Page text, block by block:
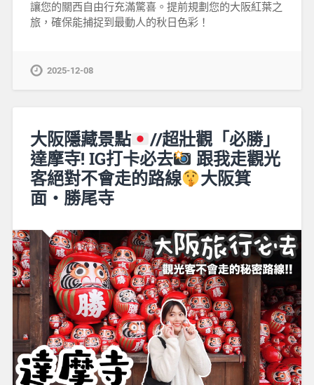
讓您的關西自由行充滿驚喜。提前規劃您的大阪紅葉之
旅，確保能捕捉到最動人的秋日色彩！
2025-12-08
大阪隱藏景點
//超壯觀「必勝」
達摩寺! IG打卡必去
跟我走觀光
客絕對不會走的路線
大阪箕
面・勝尾寺